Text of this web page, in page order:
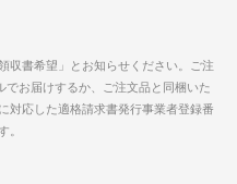
収書希望」とお知らせください。ご注
でお届けするか、ご注文品と同梱いた
対応した適格請求書発行事業者登録番
。